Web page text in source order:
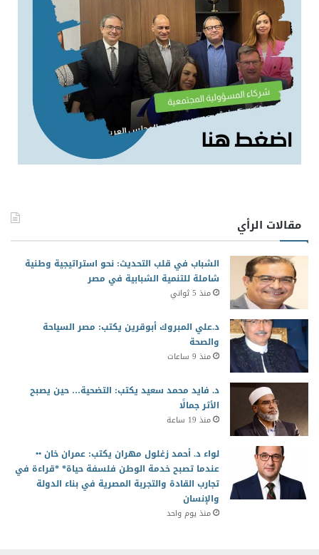
مقالات الرأي
الشباب في قلب التحديث: نحو استراتيجية وطنية
شاملة للتنمية الشبابية في مصر
منذ 5 ثواني
د.علي المبروك أبوقرين يكتب: مصر السياحة
والصحة
منذ 9 ساعات
د. فايد محمد سعيد يكتب: التضحية… حين يصبح
الأثر جمالًا
منذ 19 ساعة
لواء د. أحمد زغلول مهران يكتب: عمران خان ••
عندما تصبح خدمة الوطن فلسفة حياة* *قراءة في
تجارب القادة والتجربة المصرية في بناء الدولة
والإنسان
منذ يوم واحد